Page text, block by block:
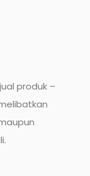
produk –